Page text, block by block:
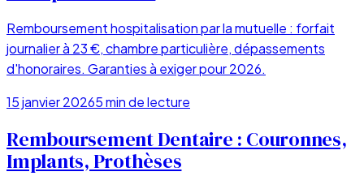
Remboursement hospitalisation par la mutuelle : forfait
journalier à 23 €, chambre particulière, dépassements
d'honoraires. Garanties à exiger pour 2026.
15 janvier 20265min de lecture
Remboursement Dentaire : Couronnes,
Implants, Prothèses